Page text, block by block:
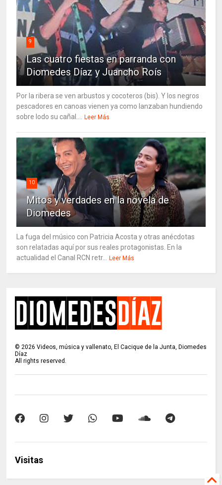
9
Las cuatro fiestas en parranda con
Diomedes Díaz y Juancho Roís
Por la ribera se ven arbustos y cocoteros (bis). Y los negros
pescadores en canoas vienen ya como lanzaban hundiendo
sobre lodo su cañal.... Leer Más
10
Mitos y verdades en la novela de
Diomedes
La fuga del músico con Patricia Acosta y otras anécdotas
son relatadas aquí por sus reales protagonistas. En la
actualidad el Canal RCN retr... Leer Más
©2026 Videos, música y vallenato, El Cacique de la Junta, Diomedes
Díaz
All rights reserved.
Visitas